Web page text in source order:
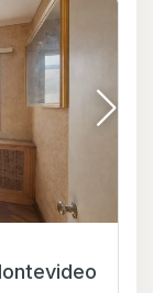
Montevideo